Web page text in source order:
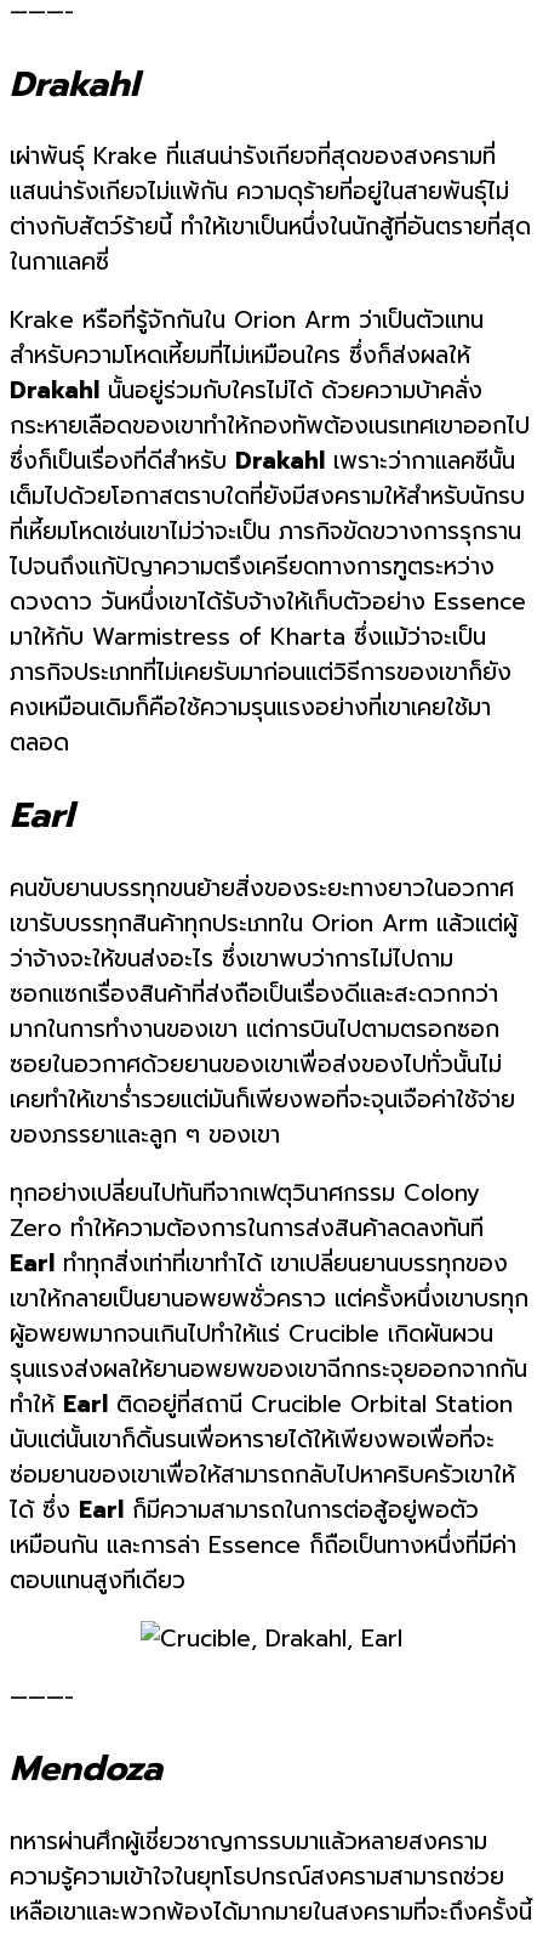
———-
Drakahl
เผ่าพันธุ์ Krake ที่แสนน่ารังเกียจที่สุดของสงครามที่
แสนน่ารังเกียจไม่แพ้กัน ความดุร้ายที่อยู่ในสายพันธุ์ไม่
ต่างกับสัตว์ร้ายนี้ ทำให้เขาเป็นหนึ่งในนักสู้ที่อันตรายที่สุด
ในกาแลคซี่
Krake หรือที่รู้จักกันใน Orion Arm ว่าเป็นตัวแทน
สำหรับความโหดเหี้ยมที่ไม่เหมือนใคร ซึ่งก็ส่งผลให้
Drakahl นั้นอยู่ร่วมกับใครไม่ได้ ด้วยความบ้าคลั่ง
กระหายเลือดของเขาทำให้กองทัพต้องเนรเทศเขาออกไป
ซึ่งก็เป็นเรื่องที่ดีสำหรับ Drakahl เพราะว่ากาแลคซีนั้น
เต็มไปด้วยโอกาสตราบใดที่ยังมีสงครามให้สำหรับนักรบ
ที่เหี้ยมโหดเช่นเขาไม่ว่าจะเป็น ภารกิจขัดขวางการรุกราน
ไปจนถึงแก้ปัญาความตรึงเครียดทางการฑูตระหว่าง
ดวงดาว วันหนึ่งเขาได้รับจ้างให้เก็บตัวอย่าง Essence
มาให้กับ Warmistress of Kharta ซึ่งแม้ว่าจะเป็น
ภารกิจประเภทที่ไม่เคยรับมาก่อนแต่วิธีการของเขาก็ยัง
คงเหมือนเดิมก็คือใช้ความรุนแรงอย่างที่เขาเคยใช้มา
ตลอด
Earl
คนขับยานบรรทุกขนย้ายสิ่งของระยะทางยาวในอวกาศ
เขารับบรรทุกสินค้าทุกประเภทใน Orion Arm แล้วแต่ผู้
ว่าจ้างจะให้ขนส่งอะไร ซึ่งเขาพบว่าการไม่ไปถาม
ซอกแซกเรื่องสินค้าที่ส่งถือเป็นเรื่องดีและสะดวกกว่า
มากในการทำงานของเขา แต่การบินไปตามตรอกซอก
ซอยในอวกาศด้วยยานของเขาเพื่อส่งของไปทั่วนั้นไม่
เคยทำให้เขาร่ำรวยแต่มันก็เพียงพอที่จะจุนเจือค่าใช้จ่าย
ของภรรยาและลูก ๆ ของเขา
ทุกอย่างเปลี่ยนไปทันทีจากเฟตุวินาศกรรม Colony
Zero ทำให้ความต้องการในการส่งสินค้าลดลงทันที
Earl ทำทุกสิ่งเท่าที่เขาทำได้ เขาเปลี่ยนยานบรรทุกของ
เขาให้กลายเป็นยานอพยพชั่วคราว แต่ครั้งหนึ่งเขาบรทุก
ผู้อพยพมากจนเกินไปทำให้แร่ Crucible เกิดผันผวน
รุนแรงส่งผลให้ยานอพยพของเขาฉีกกระจุยออกจากกัน
ทำให้ Earl ติดอยู่ที่สถานี Crucible Orbital Station
นับแต่นั้นเขาก็ดิ้นรนเพื่อหารายได้ให้เพียงพอเพื่อที่จะ
ซ่อมยานของเขาเพื่อให้สามารถกลับไปหาคริบครัวเขาให้
ได้ ซึ่ง Earl ก็มีความสามารถในการต่อสู้อยู่พอตัว
เหมือนกัน และการล่า Essence ก็ถือเป็นทางหนึ่งที่มีค่า
ตอบแทนสูงทีเดียว
———-
Mendoza
ทหารผ่านศึกผู้เชี่ยวชาญการรบมาแล้วหลายสงคราม
ความรู้ความเข้าใจในยุทโธปกรณ์สงครามสามารถช่วย
เหลือเขาและพวกพ้องได้มากมายในสงครามที่จะถึงครั้งนี้